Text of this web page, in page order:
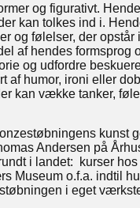
og figurativt.
kan tolkes ind i.
og følelser, der opstår
af hendes formsprog
og udfordre
af humor, ironi eller
kan vække tanker,
kunst
Andersen på
i landet: kurser
Museum o.f.a. indtil
i eget